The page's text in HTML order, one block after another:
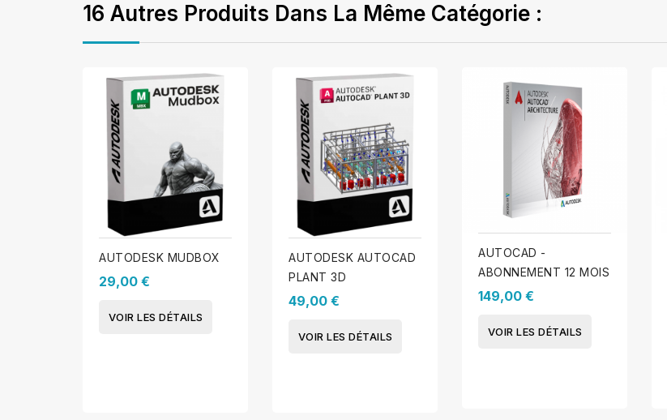
16 Autres Produits Dans La Même Catégorie :
AUTODESK MUDBOX
29,00 €
VOIR LES DÉTAILS
AUTODESK AUTOCAD
PLANT 3D
49,00 €
VOIR LES DÉTAILS
AUTOCAD -
ABONNEMENT 12 MOIS
149,00 €
VOIR LES DÉTAILS